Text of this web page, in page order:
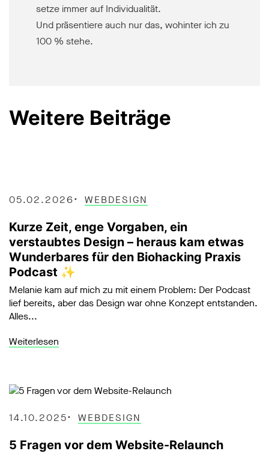
setze immer auf Individualität.
Und präsentiere auch nur das, wohinter ich zu
100 % stehe.
Weitere Beiträge
05.02.2026 WEBDESIGN
Kurze Zeit, enge Vorgaben, ein
verstaubtes Design – heraus kam etwas
Wunderbares für den Biohacking Praxis
Podcast ✨
Melanie kam auf mich zu mit einem Problem: Der Podcast
lief bereits, aber das Design war ohne Konzept entstanden.
Alles...
Weiterlesen
14.10.2025 WEBDESIGN
5 Fragen vor dem Website-Relaunch